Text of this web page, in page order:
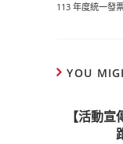
113 年度統一發
YOU
【活動